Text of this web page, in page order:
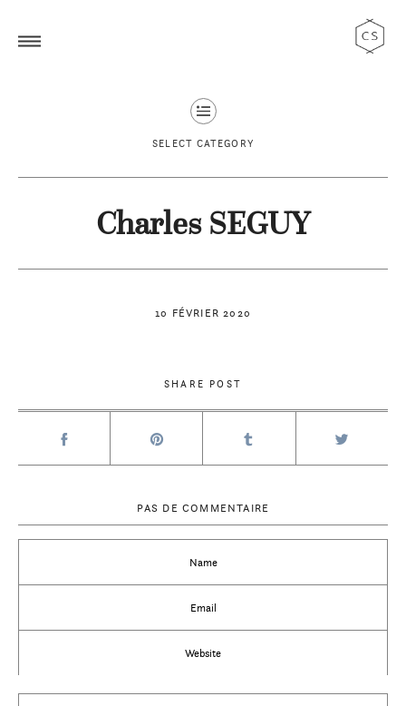
SELECT CATEGORY
10 FÉVRIER 2020
Charles SEGUY
SHARE POST
PAS DE COMMENTAIRE